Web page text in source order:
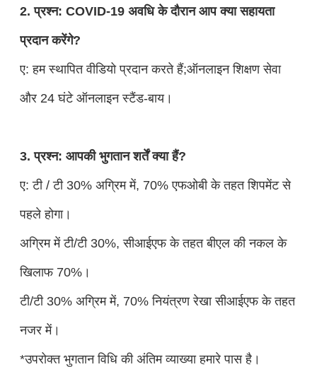
2. प्रश्न: COVID-19 अवधि के दौरान आप क्या सहायता
प्रदान करेंगे?
ए: हम स्थापित वीडियो प्रदान करते हैं;ऑनलाइन शिक्षण सेवा
और 24 घंटे ऑनलाइन स्टैंड-बाय।
3. प्रश्न: आपकी भुगतान शर्तें क्या हैं?
ए: टी / टी 30% अग्रिम में, 70% एफओबी के तहत शिपमेंट से
पहले होगा।
अग्रिम में टी/टी 30%, सीआईएफ के तहत बीएल की नकल के
खिलाफ 70%।
टी/टी 30% अग्रिम में, 70% नियंत्रण रेखा सीआईएफ के तहत
नजर में।
*उपरोक्त भुगतान विधि की अंतिम व्याख्या हमारे पास है।